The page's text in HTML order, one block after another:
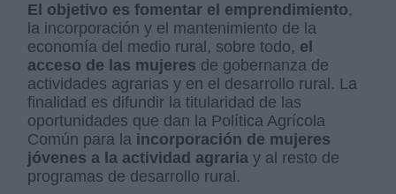
El objetivo es fomentar el emprendimiento,
la incorporación y el mantenimiento de la
economía del medio rural, sobre todo, el
acceso de las mujeres de gobernanza de
actividades agrarias y en el desarrollo rural. La
finalidad es difundir la titularidad de las
oportunidades que dan la Política Agrícola
Común para la incorporación de mujeres
jóvenes a la actividad agraria y al resto de
programas de desarrollo rural.